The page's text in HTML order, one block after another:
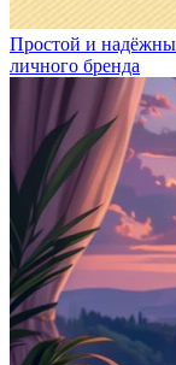
Простой и
личного бренда